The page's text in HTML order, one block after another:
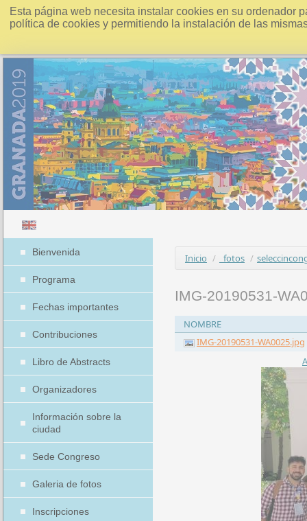
Esta página web necesita instalar cookies en su ordenador
política de cookies y permitiendo la instalación de las
Bienvenida
Programa
Fechas importantes
Contribuciones
Libro de Abstracts
Organizadores
Información sobre la
ciudad
Sede Congreso
Galeria de fotos
Inscripciones
Inicio / _fotos /
IMG-20190531-
NOMBRE
IMG-20190531-WA0025.jpg